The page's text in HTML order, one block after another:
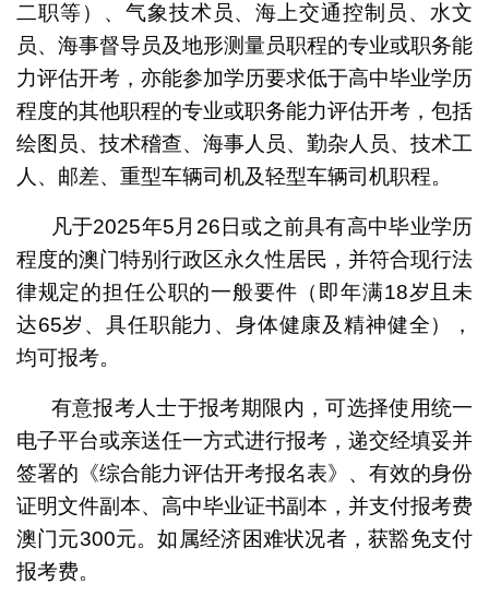
二职等）、气象技术员、海上交通控制员、水文
员、海事督导员及地形测量员职程的专业或职务能
力评估开考，亦能参加学历要求低于高中毕业学历
程度的其他职程的专业或职务能力评估开考，包括
绘图员、技术稽查、海事人员、勤杂人员、技术工
人、邮差、重型车辆司机及轻型车辆司机职程。
凡于2025年5月26日或之前具有高中毕业学历
程度的澳门特别行政区永久性居民，并符合现行法
律规定的担任公职的一般要件（即年满18岁且未
达65岁、具任职能力、身体健康及精神健全），
均可报考。
有意报考人士于报考期限内，可选择使用统一
电子平台或亲送任一方式进行报考，递交经填妥并
签署的《综合能力评估开考报名表》、有效的身份
证明文件副本、高中毕业证书副本，并支付报考费
澳门元300元。如属经济困难状况者，获豁免支付
报考费。